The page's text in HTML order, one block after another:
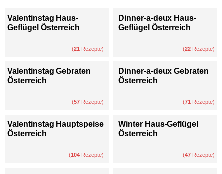
Valentinstag Haus-
Geflügel Österreich
(21 Rezepte)
Dinner-a-deux Haus-
Geflügel Österreich
(22 Rezepte)
Valentinstag Gebraten
Österreich
(57 Rezepte)
Dinner-a-deux Gebraten
Österreich
(71 Rezepte)
Valentinstag Hauptspeise
Österreich
(104 Rezepte)
Winter Haus-Geflügel
Österreich
(47 Rezepte)